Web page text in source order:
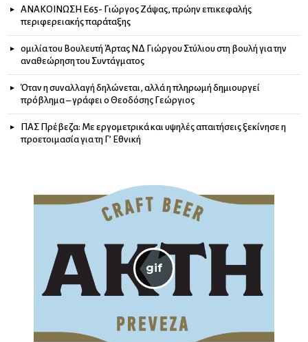
ΑΝΑΚΟΙΝΩΣΗ Ε65- Γιώργος Ζάψας, πρώην επικεφαλής
περιφερειακής παράταξης
ομιλία του Βουλευτή Άρτας ΝΔ Γιώργου Στύλιου στη βουλή για την
αναθεώρηση του Συντάγματος
Όταν η συναλλαγή δηλώνεται, αλλά η πληρωμή δημιουργεί
πρόβλημα – γράφει ο Θεοδόσης Γεώργιος
ΠΑΣ Πρέβεζα: Με εργομετρικά και υψηλές απαιτήσεις ξεκίνησε η
προετοιμασία για τη Γ’ Εθνική